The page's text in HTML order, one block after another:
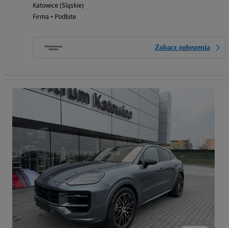
Katowice (Śląskie)
Firma • Podbite
Zobacz ogłoszenia